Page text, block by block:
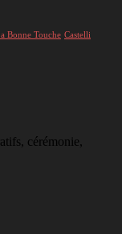
Bonne Touche Castelli
cérémonie,